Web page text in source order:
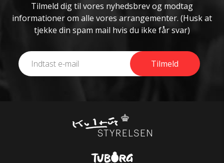
Tilmeld dig til vores nyhedsbrev og modtag
informationer om alle vores arrangementer. (Husk at
tjekke din spam mail hvis du ikke får svar)